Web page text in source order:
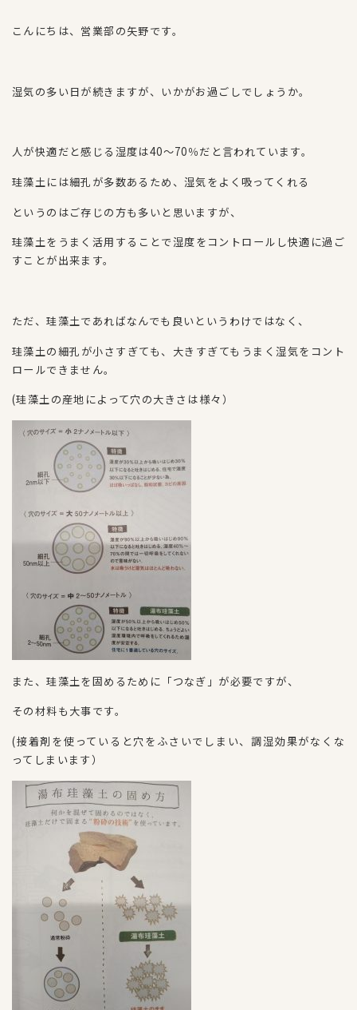
こんにちは、営業部の矢野です。
湿気の多い日が続きますが、いかがお過ごしでしょうか。
人が快適だと感じる湿度は40～70％だと言われています。
珪藻土には細孔が多数あるため、湿気をよく吸ってくれる
というのはご存じの方も多いと思いますが、
珪藻土をうまく活用することで湿度をコントロールし快適に過ご
すことが出来ます。
ただ、珪藻土であればなんでも良いというわけではなく、
珪藻土の細孔が小さすぎても、大きすぎてもうまく湿気をコント
ロールできません。
(珪藻土の産地によって穴の大きさは様々）
また、珪藻土を固めるために「つなぎ」が必要ですが、
その材料も大事です。
(接着剤を使っていると穴をふさいでしまい、調湿効果がなくな
ってしまいます）